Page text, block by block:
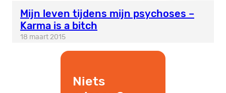
Mijn leven tijdens mijn psychoses –
Karma is a bitch
18 maart 2015
Niets